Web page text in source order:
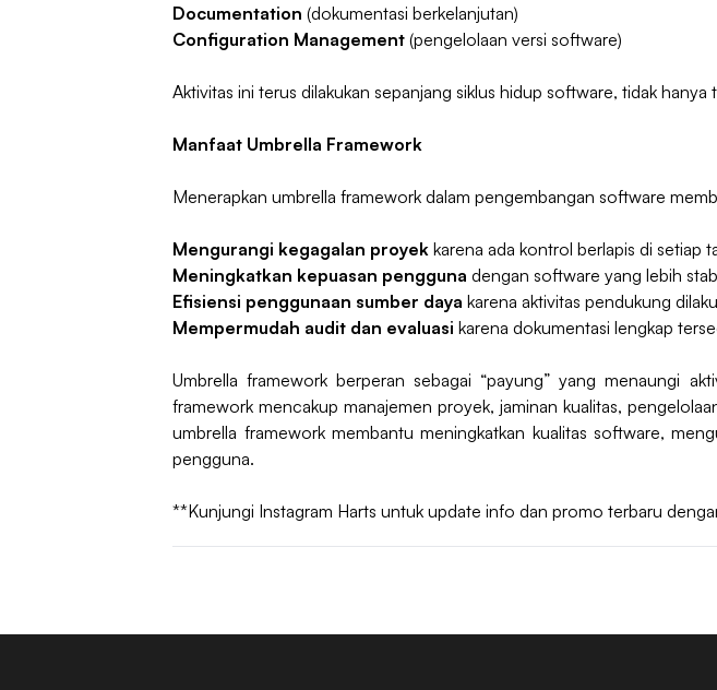
Documentation (dokumentasi berkelanjutan)
Configuration Management (pengelolaan versi software)
Aktivitas ini terus dilakukan sepanjang siklus hidup software, tidak
Manfaat Umbrella Framework
Menerapkan umbrella framework dalam pengembangan software
Mengurangi kegagalan proyek karena ada kontrol berlapis di setiap
Meningkatkan kepuasan pengguna dengan software yang lebih
Efisiensi penggunaan sumber daya karena aktivitas pendukung
Mempermudah audit dan evaluasi karena dokumentasi lengkap
Umbrella framework berperan sebagai “payung” yang menaungi
framework mencakup manajemen proyek, jaminan kualitas,
umbrella framework membantu meningkatkan kualitas software,
pengguna.
**Kunjungi Instagram Harts untuk update info dan promo terbaru